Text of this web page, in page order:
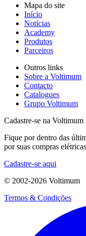
Mapa do site
Início
Notícias
Academy
Produtos
Parceiros
Outros links
Sobre a Voltimum
Contacto
Catalogues
Grupo Voltimum
Cadastre-se na Voltimum
Fique por dentro das
por suas compras
Cadastre-se aqui
© 2002-2026 Voltimum
Termos & Condições